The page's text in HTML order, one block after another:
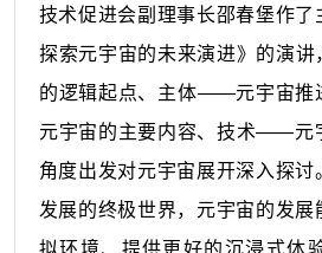
技术促进会副理事长邵春堡作了
探索元宇宙的未来演进》的演
的逻辑起点、主体——元宇宙
元宇宙的主要内容、技术——元
角度出发对元宇宙展开深入探讨
发展的终极世界，元宇宙的发展